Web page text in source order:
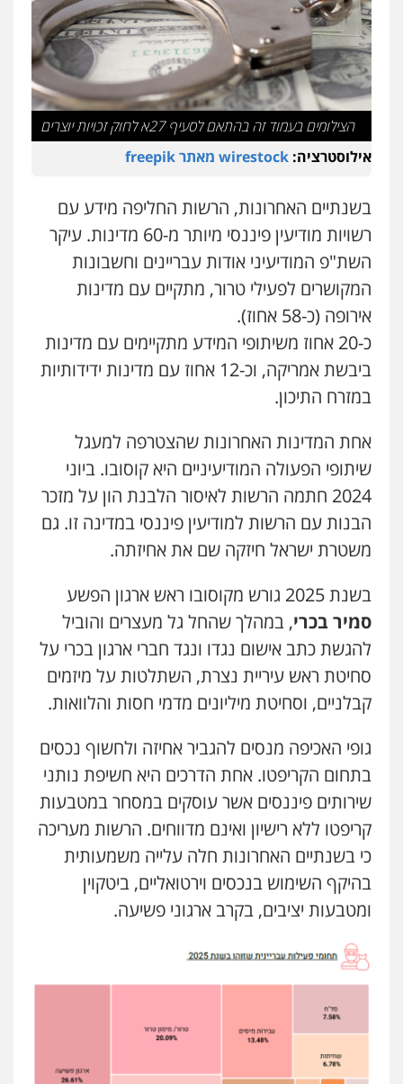
הצילומים בעמוד זה בהתאם לסעיף 27א לחוק זכויות יוצרים
אילוסטרציה:
בשנתיים האחרונות, הרשות החליפה מידע עם
רשויות מודיעין פיננסי מיותר מ-60 מדינות. עיקר
השת"פ המודיעיני אודות עבריינים וחשבונות
המקושרים לפעילי טרור, מתקיים עם מדינות
אירופה (כ-58 אחוז).
כ-20 אחוז משיתופי המידע מתקיימים עם מדינות
ביבשת אמריקה, וכ-12 אחוז עם מדינות ידידותיות
במזרח התיכון.
אחת המדינות האחרונות שהצטרפה למעגל
שיתופי הפעולה המודיעיניים היא קוסובו. ביוני
2024 חתמה הרשות לאיסור הלבנת הון על מזכר
הבנות עם הרשות למודיעין פיננסי במדינה זו. גם
משטרת ישראל חיזקה שם את אחיזתה.
בשנת 2025 גורש מקוסובו ראש ארגון הפשע
סמיר בכרי, במהלך שהחל גל מעצרים והוביל
להגשת כתב אישום נגדו ונגד חברי ארגון בכרי על
סחיטת ראש עיריית נצרת, השתלטות על מיזמים
קבלניים, וסחיטת מיליונים מדמי חסות והלוואות.
גופי האכיפה מנסים להגביר אחיזה ולחשוף נכסים
בתחום הקריפטו. אחת הדרכים היא חשיפת נותני
שירותים פיננסים אשר עוסקים במסחר במטבעות
קריפטו ללא רישיון ואינם מדווחים. הרשות מעריכה
כי בשנתיים האחרונות חלה עלייה משמעותית
בהיקף השימוש בנכסים וירטואליים, ביטקוין
ומטבעות יציבים, בקרב ארגוני פשיעה.